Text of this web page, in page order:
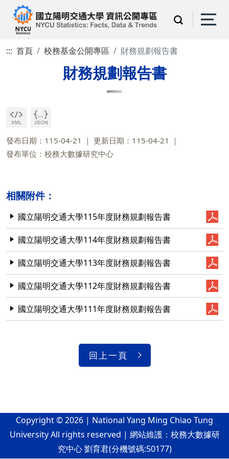
::: 首頁 校務基金公開專區 財務規劃報告書
財務規劃報告書
發布日期：115-04-21
更新日期：115-04-21
發布單位：校務大數據研究中心
相關附件：
國立陽明交通大學115年度財務規劃報告書
國立陽明交通大學114年度財務規劃報告書
國立陽明交通大學113年度財務規劃報告書
國立陽明交通大學112年度財務規劃報告書
國立陽明交通大學111年度財務規劃報告書
回上一頁
Copyright © 2026 | National Yang Ming Chiao Tung
University All rights reserved | 網站維護：校務大數據研
究中心 劉育君(分機號碼:50177)